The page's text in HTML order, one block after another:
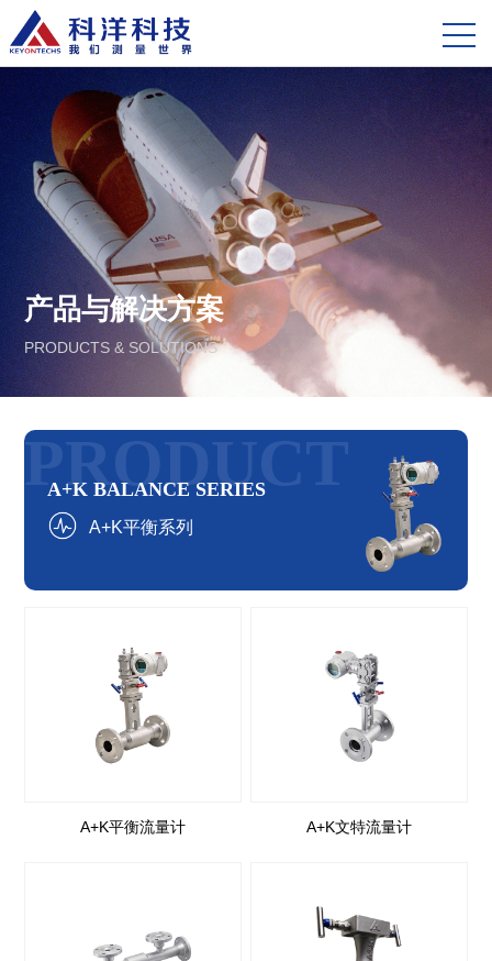
产品与解决方案
PRODUCTS & SOLUTIONS
PRODUCT
A+K BALANCE SERIES
A+K平衡系列
A+K平衡流量计 A+K文特流量计